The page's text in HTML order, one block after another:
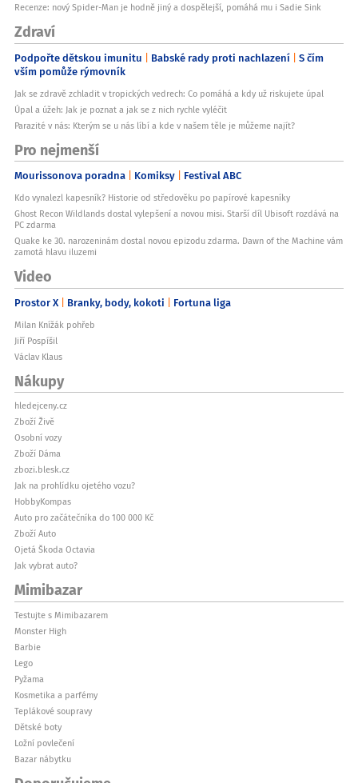
Recenze: nový Spider-Man je hodně jiný a dospělejší, pomáhá mu i Sadie Sink
Zdraví
Podpořte dětskou imunitu Babské rady proti nachlazení S čím
vším pomůže rýmovník
Jak se zdravě zchladit v tropických vedrech: Co pomáhá a kdy už riskujete úpal
Úpal a úžeh: Jak je poznat a jak se z nich rychle vyléčit
Parazité v nás: Kterým se u nás líbí a kde v našem těle je můžeme najít?
Pro nejmenší
Mourissonova poradna Komiksy Festival ABC
Kdo vynalezl kapesník? Historie od středověku po papírové kapesníky
Ghost Recon Wildlands dostal vylepšení a novou misi. Starší díl Ubisoft rozdává na
PC zdarma
Quake ke 30. narozeninám dostal novou epizodu zdarma. Dawn of the Machine vám
zamotá hlavu iluzemi
Video
Prostor X Branky, body, kokoti Fortuna liga
Milan Knížák pohřeb
Jiří Pospíšil
Václav Klaus
Nákupy
hledejceny.cz
Zboží Živě
Osobní vozy
Zboží Dáma
zbozi.blesk.cz
Jak na prohlídku ojetého vozu?
HobbyKompas
Auto pro začátečníka do 100 000 Kč
Zboží Auto
Ojetá Škoda Octavia
Jak vybrat auto?
Mimibazar
Testujte s Mimibazarem
Monster High
Barbie
Lego
Pyžama
Kosmetika a parfémy
Teplákové soupravy
Dětské boty
Ložní povlečení
Bazar nábytku